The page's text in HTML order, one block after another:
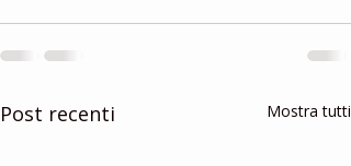
Post recenti Mostra tutti